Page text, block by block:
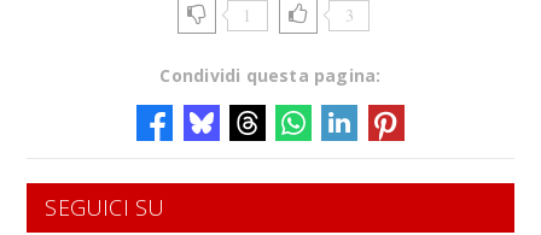
1 3
Condividi questa pagina:
SEGUICI SU